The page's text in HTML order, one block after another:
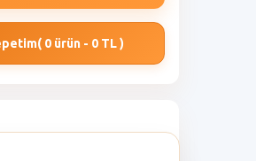
( 0 ürün - 0 TL )